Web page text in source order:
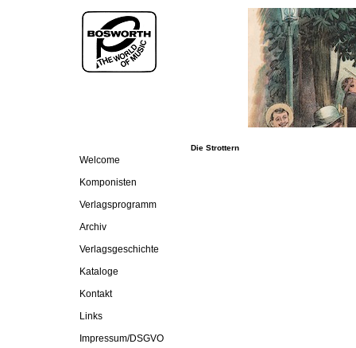
Welcome
Komponisten
Verlagsprogramm
Archiv
Verlagsgeschichte
Kataloge
Kontakt
Links
Impressum/DSGVO
Die Strottern